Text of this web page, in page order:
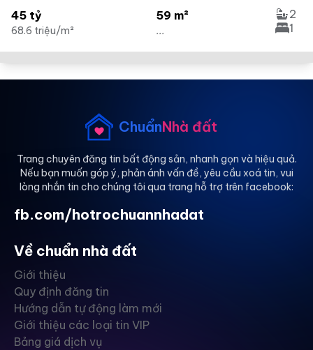
45 tỷ
68.6 triệu/m²
59 m²
...
2
1
ChuẩnNhà đất
Trang chuyên đăng tin bất động sản, nhanh gọn và hiệu quả.
Nếu bạn muốn góp ý, phản ánh vấn đề, yêu cầu xoá tin, vui
lòng nhắn tin cho chúng tôi qua trang hỗ trợ trên facebook:
fb.com/hotrochuannhadat
Về chuẩn nhà đất
Giới thiệu
Quy định đăng tin
Hướng dẫn tự động làm mới
Giới thiệu các loại tin VIP
Bảng giá dịch vụ